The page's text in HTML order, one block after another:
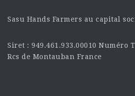
Sasu Hands Farmers au capital
Siret : 949.461.933.00010 Numéro
Rcs de Montauban France